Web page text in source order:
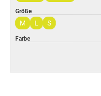
Größe
M L S
Farbe